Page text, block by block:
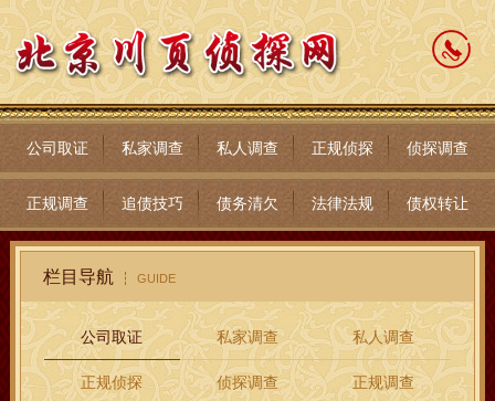
公司取证 私家调查 私人调查 正规侦探 侦探调查
正规调查 追债技巧 债务清欠 法律法规 债权转让
栏目导航 GUIDE
公司取证 私家调查 私人调查
正规侦探 侦探调查 正规调查